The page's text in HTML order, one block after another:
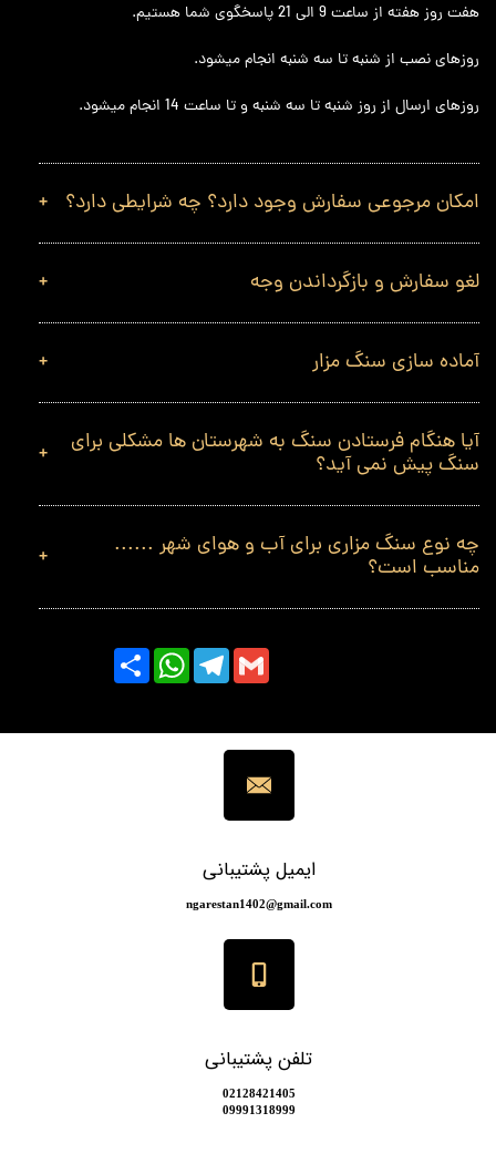
هفت روز هفته از ساعت 9 الی 21 پاسخگوی شما هستیم.
روزهای نصب از شنبه تا سه شنبه انجام میشود.
روزهای ارسال از روز شنبه تا سه شنبه و تا ساعت 14 انجام میشود.
امکان مرجوعی سفارش وجود دارد؟ چه شرایطی دارد؟
لغو سفارش و بازگرداندن وجه
آماده سازی سنگ مزار
آیا هنگام فرستادن سنگ به شهرستان ها مشکلی برای
سنگ پیش نمی آید؟
چه نوع سنگ مزاری برای آب و هوای شهر ......
مناسب است؟
Share WhatsAppTelegramGmail
ایمیل پشتیبانی
​​​​​​​​​ngarestan1402@gmail.com
تلفن پشتیبانی
​​02128421405
​​​​​​​09991318999